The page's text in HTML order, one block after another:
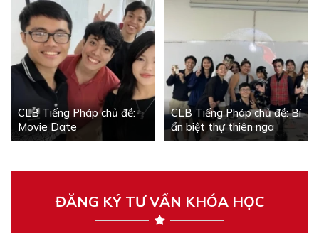
CLB Tiếng Pháp chủ đề:
Movie Date
CLB Tiếng Pháp chủ đề: Bí
ẩn biệt thự thiên nga
ĐĂNG KÝ TƯ VẤN KHÓA HỌC